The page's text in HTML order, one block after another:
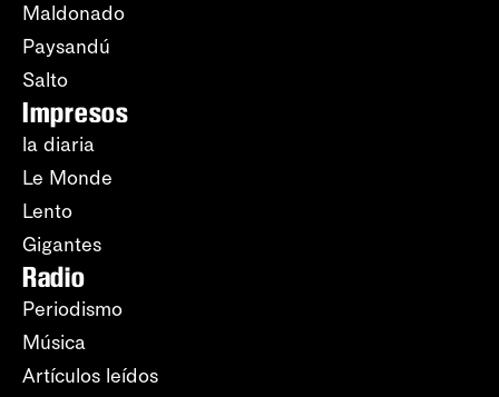
Maldonado
Paysandú
Salto
Impresos
la diaria
Le Monde
Lento
Gigantes
Radio
Periodismo
Música
Artículos leídos